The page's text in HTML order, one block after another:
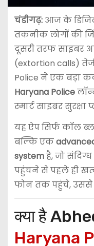
चंडीगढ़:आज के
तकनीक लोगों की
दूसरी तरफ साइबर
(extortion calls)
Police ने एक बड़ा
Haryana Police
स्मार्ट साइबर सुरक्षा
यह ऐप सिर्फ कॉल
बल्कि एक
systemहै, जो
पहुंचने से पहले ही
फोन तक पहुंचे, उससे
क्या है
Haryana